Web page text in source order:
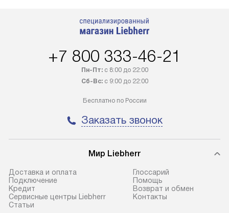
в течение трех дней. Доставка
регионы осуществляется через
100% предоплаты наша компания
до представительства
транспортной компании в городе
Москва. Пожалуйста, уточняйте
условия доставки у менеджера при
В оговоренный день служба
доставки доставит упакованный
прибор до подъезда. Если
требуется переместить прибор
Стоимость
возможные
предполагают
установленной
+7 800 333-46-21
Пн-Пт:с 8:00 до 22:00
Сб-Вс:с 9:00 до 22:00
Бесплатно по России
Заказать звонок
Мир Liebherr
Доставка и оплата
Подключение
Кредит
Сервисные центры Liebherr
Cтатьи
Глоссарий
Помощь
Возврат и обмен
Контакты